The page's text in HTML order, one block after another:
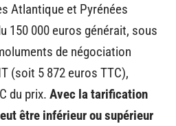
Atlantique et Pyrénées
150 000 euros générait, sous
de négociation
(soit 5 872 euros TTC),
du prix. Avec la tarification
être inférieur ou supérieur